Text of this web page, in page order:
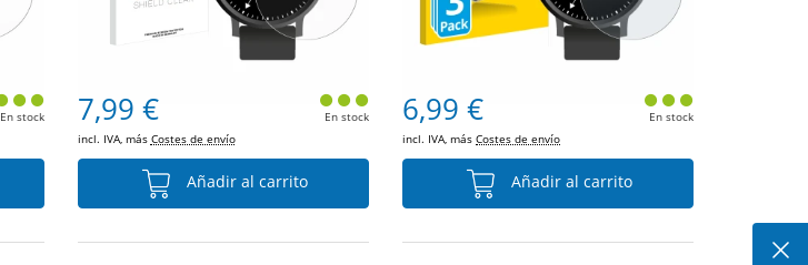
En stock 7,99 €
incl. IVA, más Costes de envío
En stock
Añadir al carrito
6,99 €
incl. IVA, másCostes de envío
En stock
Añadir al carrito